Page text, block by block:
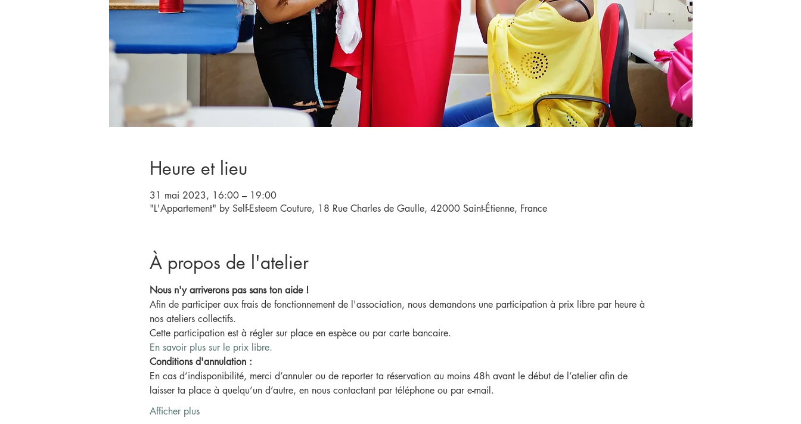
Heure et lieu
31 mai 2023, 16:00 – 19:00
"L'Appartement" by Self-Esteem Couture, 18 Rue Charles de Gaulle, 42000 Saint-Étienne, France
À propos de l'atelier
Nous n'y arriverons pas sans ton aide !
Afin de participer aux frais de fonctionnement de l'association, nous demandons une participation à prix libre par heure à
nos ateliers collectifs.
Cette participation est à régler sur place en espèce ou par carte bancaire.
En savoir plus sur le prix libre.
Conditions d'annulation :
En cas d’indisponibilité, merci d’annuler ou de reporter ta réservation au moins 48h avant le début de l’atelier afin de
laisser ta place à quelqu’un d’autre, en nous contactant par téléphone ou par e-mail.
Afficher plus